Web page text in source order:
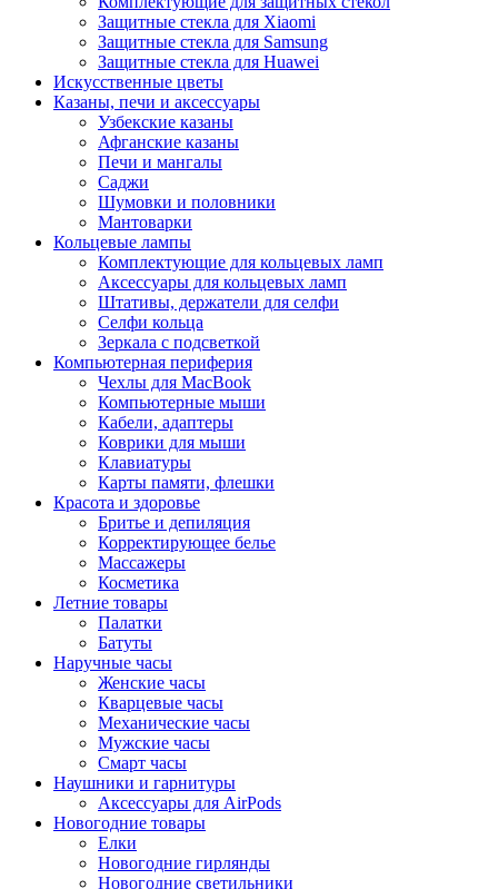
Защитные стекла для Xiaomi
Защитные стекла для Samsung
Защитные стекла для Huawei
Искусственные цветы
Казаны, печи и аксессуары
Узбекские казаны
Афганские казаны
Печи и мангалы
Саджи
Шумовки и половники
Мантоварки
Кольцевые лампы
Комплектующие для кольцевых ламп
Аксессуары для кольцевых ламп
Штативы, держатели для селфи
Селфи кольца
Зеркала с подсветкой
Компьютерная периферия
Чехлы для MacBook
Компьютерные мыши
Кабели, адаптеры
Коврики для мыши
Клавиатуры
Карты памяти, флешки
Красота и здоровье
Бритье и депиляция
Корректирующее белье
Массажеры
Косметика
Летние товары
Палатки
Батуты
Наручные часы
Женские часы
Кварцевые часы
Механические часы
Мужские часы
Смарт часы
Наушники и гарнитуры
Аксессуары для AirPods
Новогодние товары
Елки
Новогодние гирлянды
Новогодние светильники